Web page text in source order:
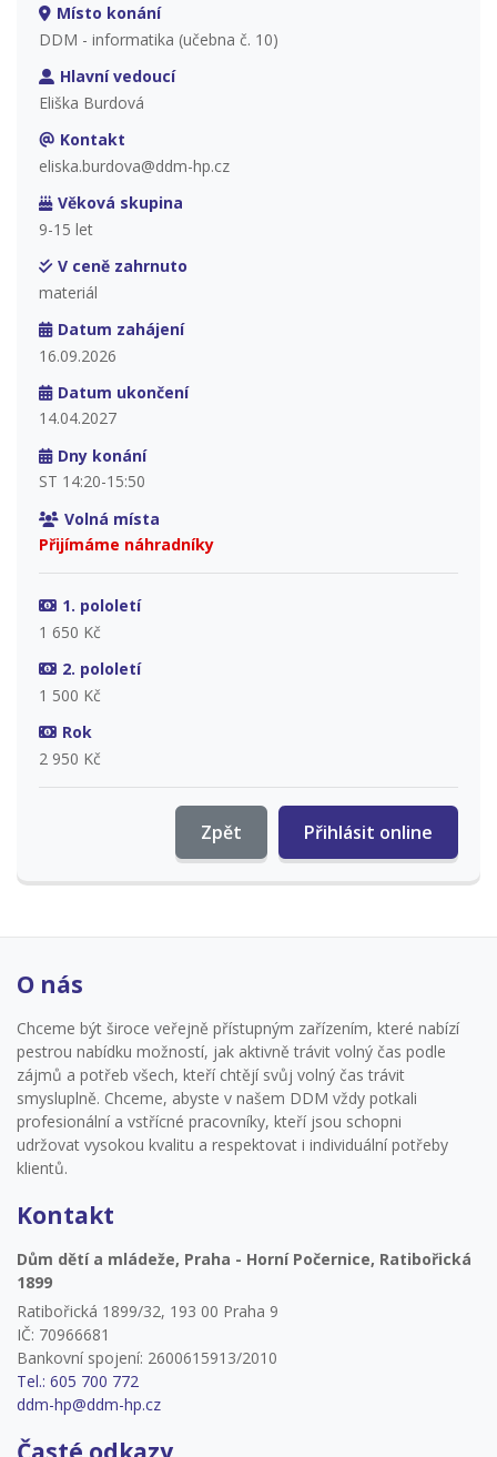
Místo konání
DDM - informatika (učebna č. 10)
Hlavní vedoucí
Eliška Burdová
Kontakt
eliska.burdova@ddm-hp.cz
Věková skupina
9-15 let
V ceně zahrnuto
materiál
Datum zahájení
16.09.2026
Datum ukončení
14.04.2027
Dny konání
ST 14:20-15:50
Volná místa
Přijímáme náhradníky
1. pololetí
1 650 Kč
2. pololetí
1 500 Kč
Rok
2 950 Kč
Přihlásit online
Zpět
O nás
Chceme být široce veřejně přístupným zařízením, které nabízí
pestrou nabídku možností, jak aktivně trávit volný čas podle
zájmů a potřeb všech, kteří chtějí svůj volný čas trávit
smysluplně. Chceme, abyste v našem DDM vždy potkali
profesionální a vstřícné pracovníky, kteří jsou schopni
udržovat vysokou kvalitu a respektovat i individuální potřeby
klientů.
Kontakt
Dům dětí a mládeže, Praha - Horní Počernice, Ratibořická
1899
Ratibořická 1899/32, 193 00 Praha 9
IČ: 70966681
Bankovní spojení: 2600615913/2010
Tel.: 605 700 772
ddm-hp@ddm-hp.cz